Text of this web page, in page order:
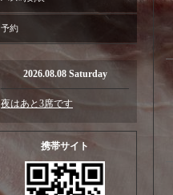
予約
2026.08.08 Saturday
夜はあと3席です
携帯サイト